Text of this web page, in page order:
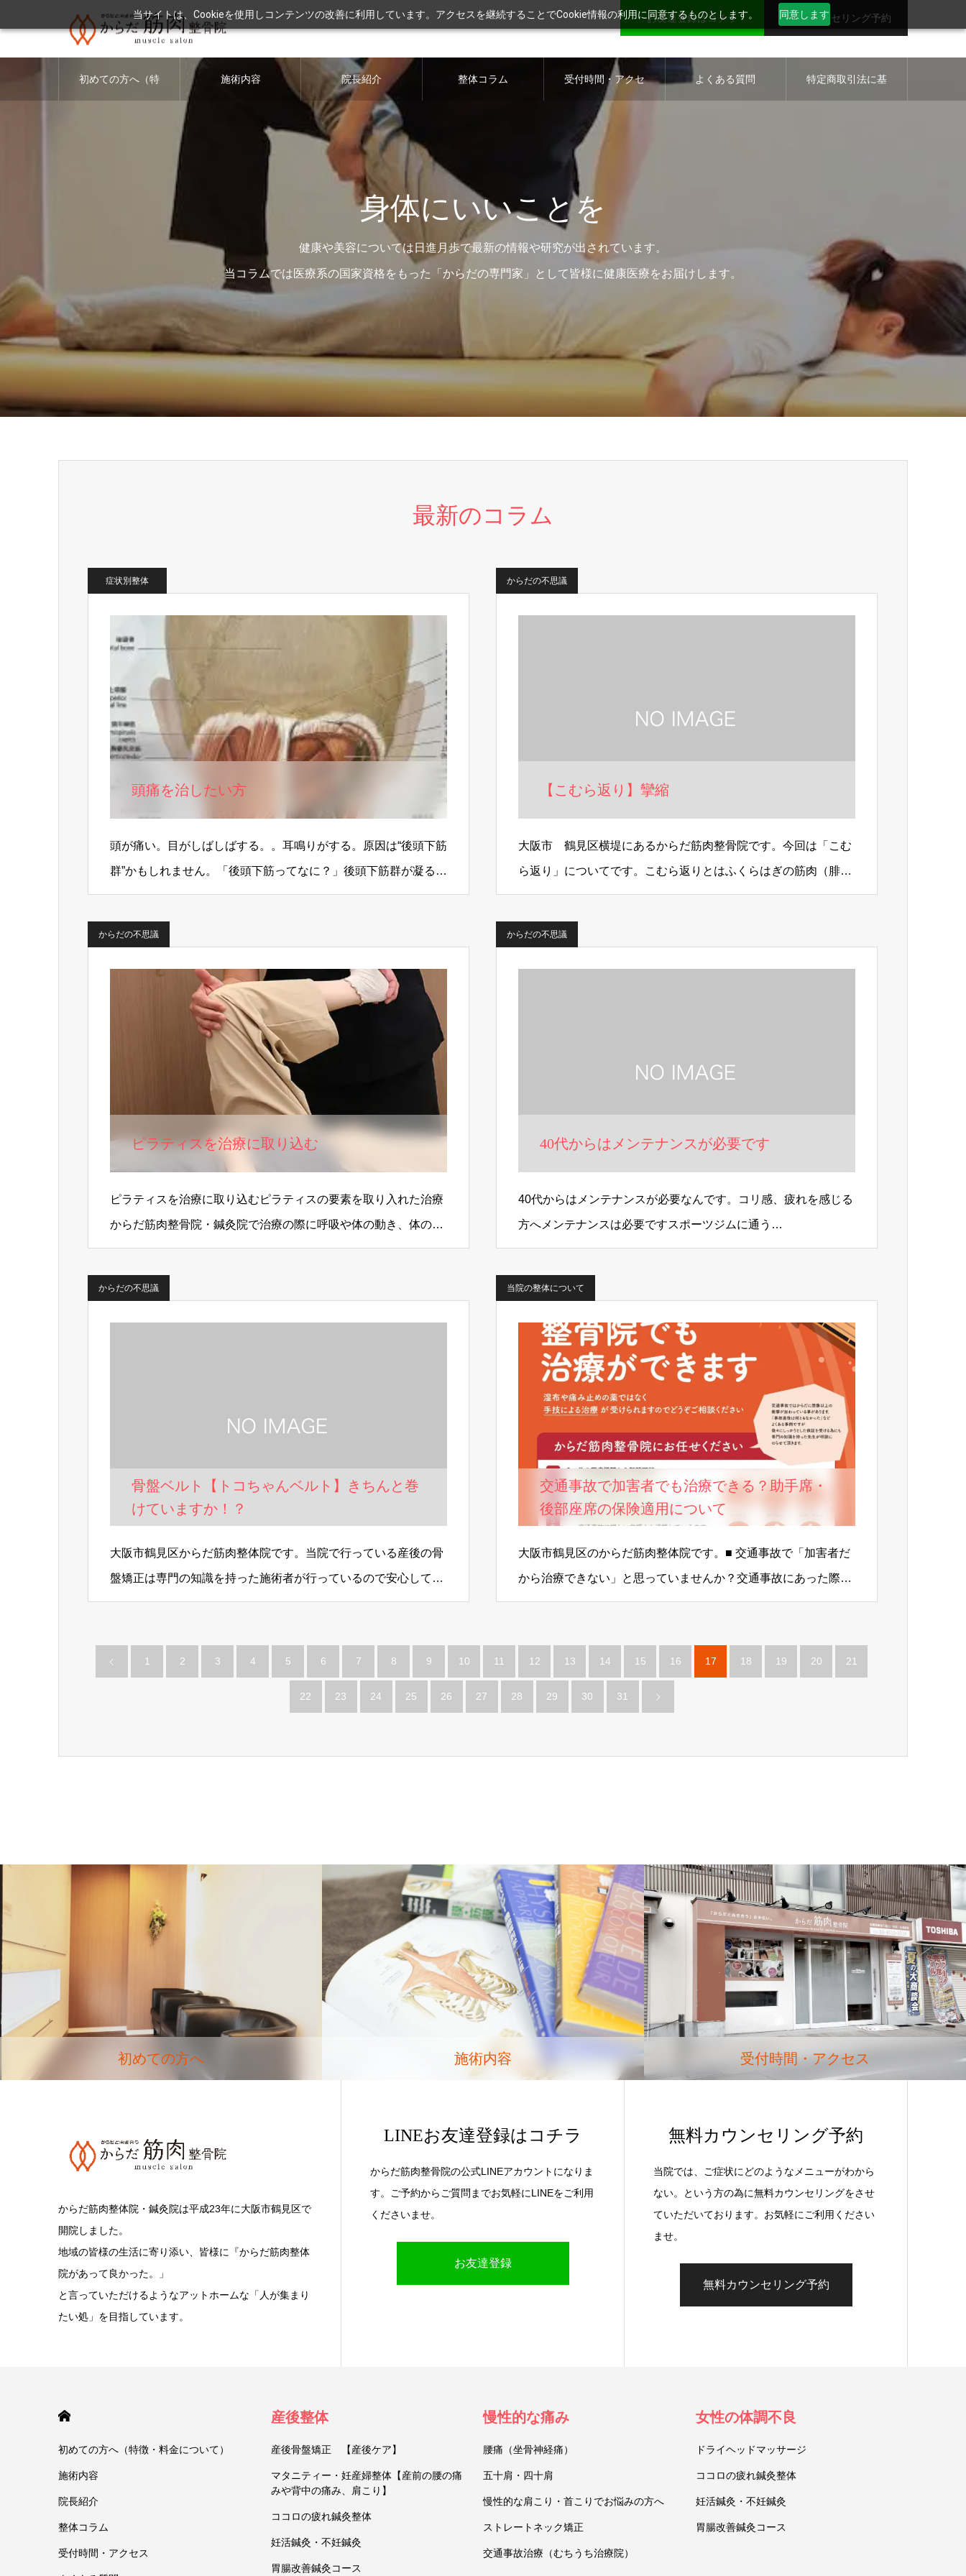
当サイトは、Cookieを使用しコンテンツの改善に利用しています。アクセスを継続することでCookie情報の利用に同意するものとします。 同意します
お友達登録はコチラ 無料カウンセリング予約
初めての方へ（特 施術内容 院長紹介 整体コラム 受付時間・アクセ よくある質問 特定商取引法に基
身体にいいことを
健康や美容については日進月歩で最新の情報や研究が出されています。
当コラムでは医療系の国家資格をもった「からだの専門家」として皆様に健康医療をお届けします。
最新のコラム
症状別整体
頭痛を治したい方
頭が痛い。目がしばしばする。。耳鳴りがする。原因は“後頭下筋
群”かもしれません。「後頭下筋ってなに？」後頭下筋群が凝る
と、ここに密集している…
からだの不思議
【こむら返り】攣縮
大阪市 鶴見区横堤にあるからだ筋肉整骨院です。今回は「こむ
ら返り」についてです。こむら返りとはふくらはぎの筋肉（腓腹
筋）が急激に収縮することで足…
からだの不思議
ピラティスを治療に取り込む
ピラティスを治療に取り込むピラティスの要素を取り入れた治療
からだ筋肉整骨院・鍼灸院で治療の際に呼吸や体の動き、体の奥
深くにある筋…
からだの不思議
40代からはメンテナンスが必要です
40代からはメンテナンスが必要なんです。コリ感、疲れを感じる
方へメンテナンスは必要ですスポーツジムに通う…
からだの不思議
骨盤ベルト【トコちゃんベルト】きちんと巻
けていますか！？
大阪市鶴見区からだ筋肉整体院です。当院で行っている産後の骨
盤矯正は専門の知識を持った施術者が行っているので安心して受
けに来てください！…
当院の整体について
交通事故で加害者でも治療できる？助手席・
後部座席の保険適用について
大阪市鶴見区のからだ筋肉整体院です。■ 交通事故で「加害者だ
から治療できない」と思っていませんか？交通事故にあった際、
「自分が加害者…
1 2 3 4 5 6 7 8 9 10 11 12 13 14 15 16 17 18 19 20 21
22 23 24 25 26 27 28 29 30 31
初めての方へ 施術内容 受付時間・アクセス
からだ筋肉整体院・鍼灸院は平成23年に大阪市鶴見区で
開院しました。
地域の皆様の生活に寄り添い、皆様に『からだ筋肉整体
院があって良かった。」
と言っていただけるようなアットホームな「人が集まり
たい処」を目指しています。
LINEお友達登録はコチラ
からだ筋肉整骨院の公式LINEアカウントになりま
す。ご予約からご質問までお気軽にLINEをご利用
くださいませ。
お友達登録
無料カウンセリング予約
当院では、ご症状にどのようなメニューがわから
ない。という方の為に無料カウンセリングをさせ
ていただいております。お気軽にご利用ください
ませ。
無料カウンセリング予約
初めての方へ（特徴・料金について）
施術内容
院長紹介
整体コラム
受付時間・アクセス
産後整体
産後骨盤矯正 【産後ケア】
マタニティー・妊産婦整体【産前の腰の痛
みや背中の痛み、肩こり】
ココロの疲れ鍼灸整体
妊活鍼灸・不妊鍼灸
胃腸改善鍼灸コース
慢性的な痛み
腰痛（坐骨神経痛）
五十肩・四十肩
慢性的な肩こり・首こりでお悩みの方へ
ストレートネック矯正
交通事故治療（むちうち治療院）
女性の体調不良
ドライヘッドマッサージ
ココロの疲れ鍼灸整体
妊活鍼灸・不妊鍼灸
胃腸改善鍼灸コース